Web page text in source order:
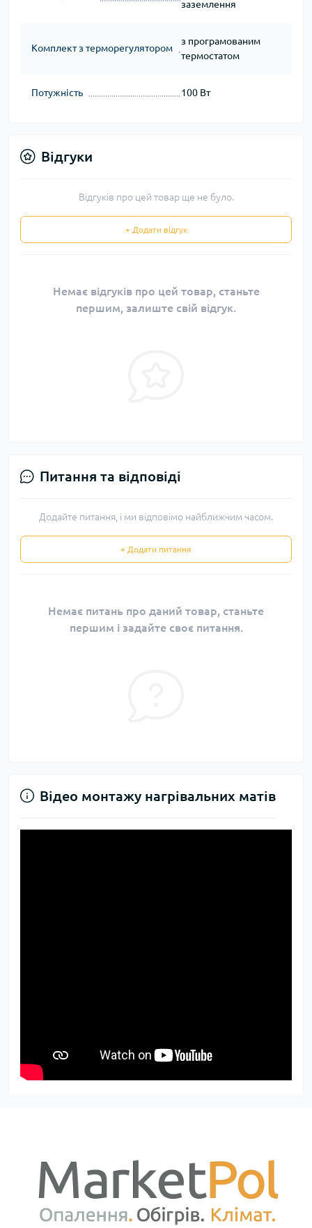
заземлення
Комплект з терморегулятором
з програмованим
термостатом
Потужність 100 Вт
Відгуки
Відгуків про цей товар ще не було.
+ Додати відгук
Немає відгуків про цей товар, станьте
першим, залиште свій відгук.
Питання та відповіді
Додайте питання, і ми відповімо найближчим часом.
+ Додати питання
Немає питань про даний товар, станьте
першим і задайте своє питання.
Відео монтажу нагрівальних матів